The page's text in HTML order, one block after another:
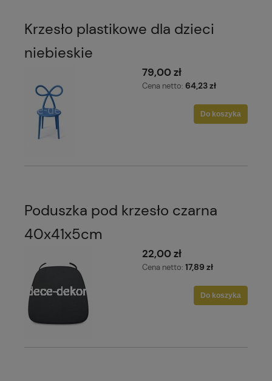
Krzesło plastikowe dla dzieci
niebieskie
79,00 zł
Cena netto: 64,23 zł
Do koszyka
Poduszka pod krzesło czarna
40x41x5cm
22,00 zł
Cena netto: 17,89 zł
Do koszyka